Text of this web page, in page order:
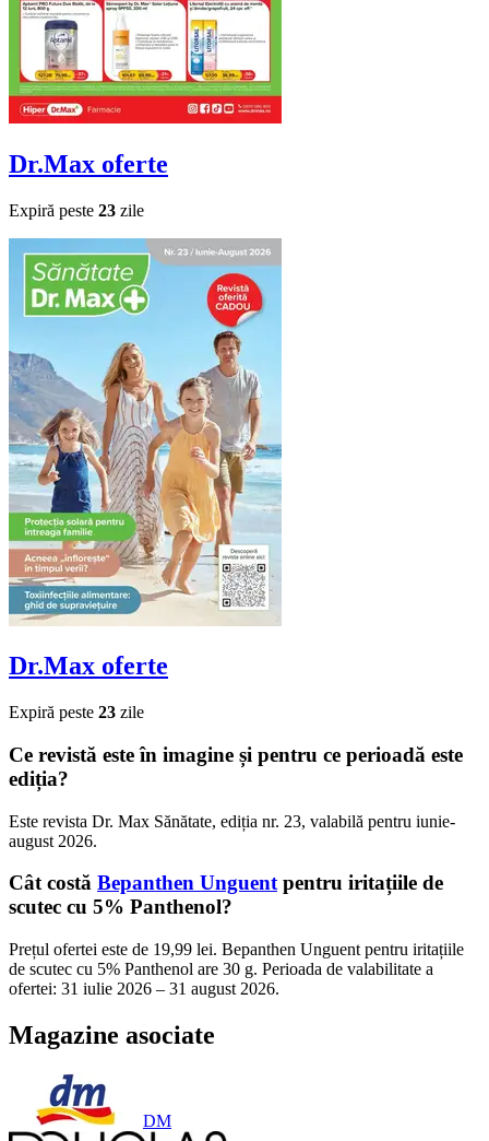
Dr.Max oferte
Expiră peste 23 zile
Dr.Max oferte
Expiră peste 23 zile
Ce revistă este în imagine și pentru ce perioadă este
ediția?
Este revista Dr. Max Sănătate, ediția nr. 23, valabilă pentru iunie-
august 2026.
Cât costă Bepanthen Unguentpentru iritațiile de
scutec cu 5% Panthenol?
Prețul ofertei este de 19,99 lei. Bepanthen Unguent pentru iritațiile
de scutec cu 5% Panthenol are 30 g. Perioada de valabilitate a
ofertei: 31 iulie 2026 – 31 august 2026.
Magazine asociate
DM